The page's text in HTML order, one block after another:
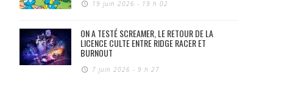
19 juin 2026 - 19 h 02
ON A TESTÉ SCREAMER, LE RETOUR DE LA
LICENCE CULTE ENTRE RIDGE RACER ET
BURNOUT
7 juin 2026 - 9 h 27